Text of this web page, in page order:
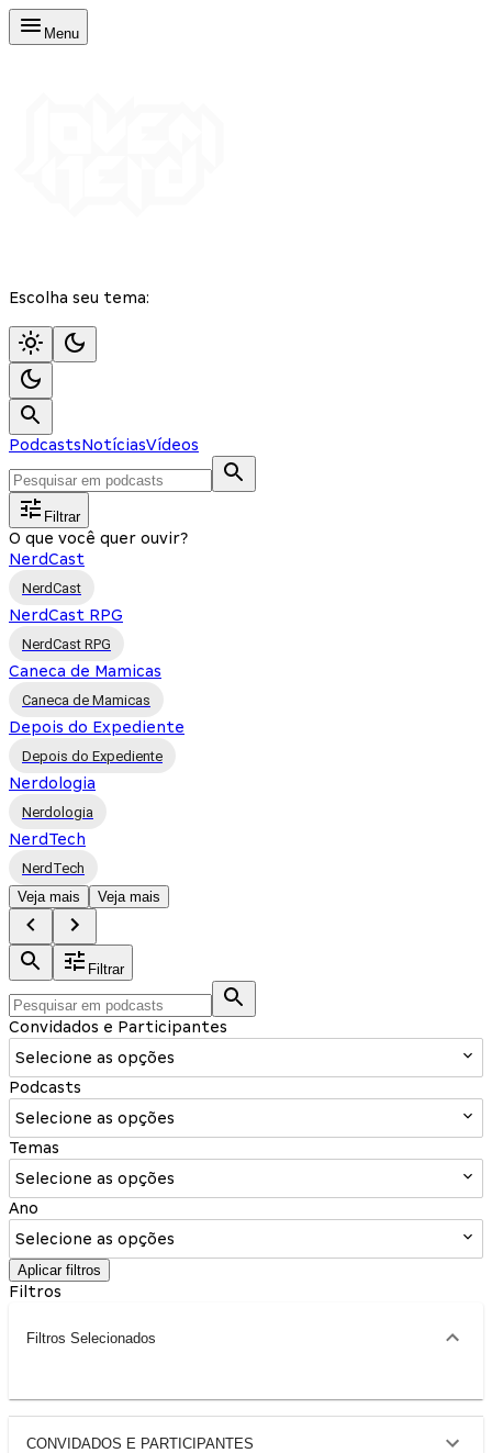
Menu
Escolha seu tema:
PodcastsNotíciasVídeos
Filtrar
O que você quer ouvir?
NerdCast
NerdCast
NerdCast RPG
NerdCast RPG
Caneca de Mamicas
Caneca de Mamicas
Depois do Expediente
Depois do Expediente
Nerdologia
Nerdologia
NerdTech
NerdTech
Veja mais
Veja mais
Filtrar
Convidados e Participantes
Selecione as opções
Podcasts
Selecione as opções
Temas
Selecione as opções
Ano
Selecione as opções
Aplicar filtros
Filtros
Filtros Selecionados
CONVIDADOS E PARTICIPANTES